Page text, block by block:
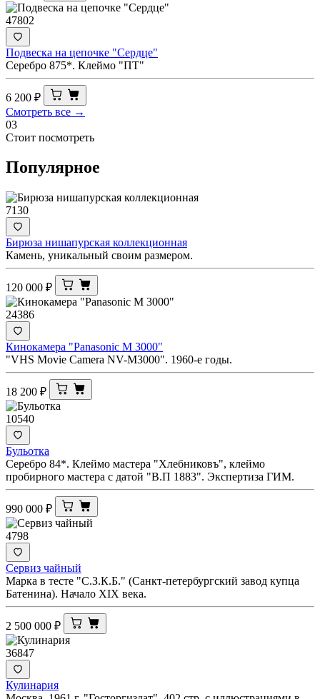
47802
Подвеска на цепочке "Сердце"
Серебро 875*. Клеймо "ПТ"
6 200 ₽
Смотреть все →
03
Стоит посмотреть
Популярное
7130
Бирюза нишапурская коллекционная
Камень, уникальный своим размером.
120 000 ₽
24386
Кинокамера "Panasonic M 3000"
"VHS Movie Camera NV-M3000". 1960-е годы.
18 200 ₽
10540
Бульотка
Серебро 84*. Клеймо мастера "Хлебниковъ", клеймо
пробирного мастера с датой "В.П 1883". Экспертиза ГИМ.
990 000 ₽
4798
Сервиз чайный
Марка в тесте "С.З.К.Б." (Санкт-петербургский завод купца
Батенина). Начало XIX века.
2 500 000 ₽
36847
Кулинария